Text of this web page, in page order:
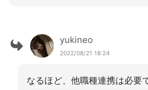
yukineo
2022/08/21 18:24